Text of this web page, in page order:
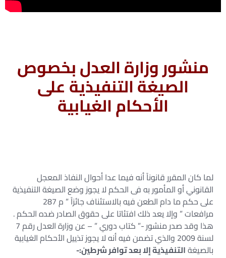
منشور وزارة العدل بخصوص
الصيغة التنفيذية على
الأحكام الغيابية
لما كان المقرر قانوناً أنه فيما عدا أحوال النفاذ المعجل
القانوني أو المأمور به فى الحكم لا يجوز وضع الصيغة التنفيذية
على حكم ما دام الطعن فيه بالاستئناف جائزاً ” م 287
مرافعات ” وإلا يعد ذلك افتئاتا على حقوق الصادر ضده الحكم .
هذا وقد صدر منشور -” كتاب دوري ” – عن وزارة العدل رقم 7
لسنة 2009 والذي تضمن فيه أنه لا يجوز تذييل الأحكام الغيابية
بالصيغةالتنفيذية إلا بعد توافر شرطين:-